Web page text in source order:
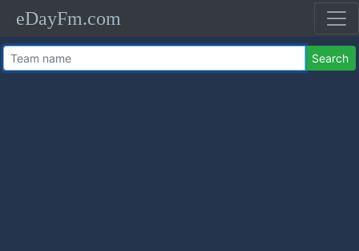
eDayFm.com
Search